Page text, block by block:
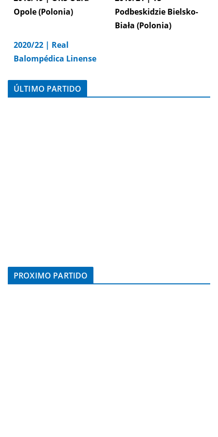
Opole (Polonia)
Podbeskidzie Bielsko-
Biała (Polonia)
2020/22 | Real
Balompédica Linense
ÚLTIMO PARTIDO
PROXIMO PARTIDO